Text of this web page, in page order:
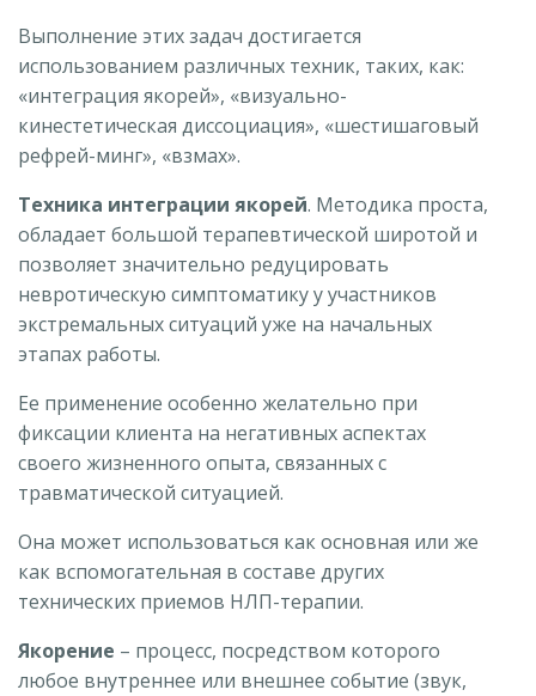
Выполнение этих задач достигается
использованием различных техник, таких, как:
«интеграция якорей», «визуально-
кинестетическая диссоциация», «шестишаговый
рефрей-минг», «взмах».
Техника интеграции якорей. Методика проста,
обладает большой терапевтической широтой и
позволяет значительно редуцировать
невротическую симптоматику у участников
экстремальных ситуаций уже на начальных
этапах работы.
Ее применение особенно желательно при
фиксации клиента на негативных аспектах
своего жизненного опыта, связанных с
травматической ситуацией.
Она может использоваться как основная или же
как вспомогательная в составе других
технических приемов НЛП-терапии.
Якорение – процесс, посредством которого
любое внутреннее или внешнее событие (звук,